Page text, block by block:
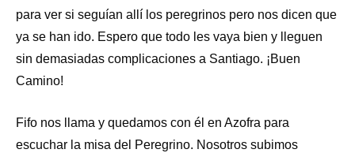
para ver si seguían allí los peregrinos pero nos dicen que
ya se han ido. Espero que todo les vaya bien y lleguen
sin demasiadas complicaciones a Santiago. ¡Buen
Camino!
Fifo nos llama y quedamos con él en Azofra para
escuchar la misa del Peregrino. Nosotros subimos